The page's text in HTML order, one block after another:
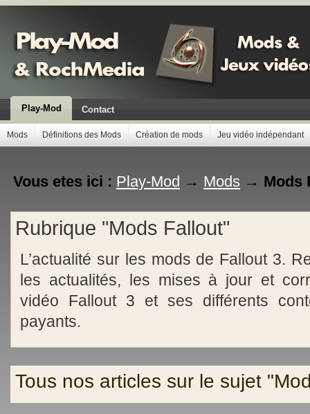
Play-Mod Contact
Mods Définitions des Mods Création de mods Jeu vidéo indépendant
Vous etes ici : Play-Mod → Mods → Mods
Rubrique "Mods Fallout"
L’actualité sur les mods de Fallout 3.
les actualités, les mises à jour et
vidéo Fallout 3 et ses différents
payants.
Tous nos articles sur le sujet